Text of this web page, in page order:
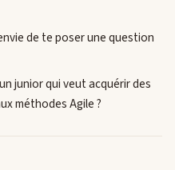
de te poser une question
junior qui veut acquérir des
méthodes Agile ?